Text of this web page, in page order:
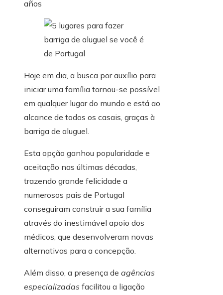
años
Hoje em dia, a busca por auxílio para
iniciar uma família tornou-se possível
em qualquer lugar do mundo e está ao
alcance de todos os casais, graças à
barriga de aluguel.
Esta opção ganhou popularidade e
aceitação nas últimas décadas,
trazendo grande felicidade a
numerosos pais de Portugal
conseguiram construir a sua família
através do inestimável apoio dos
médicos, que desenvolveram novas
alternativas para a concepção.
Além disso, a presença de agências
especializadas facilitou a ligação